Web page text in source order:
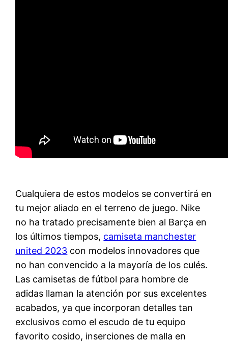
Cualquiera de estos modelos se convertirá en
tu mejor aliado en el terreno de juego. Nike
no ha tratado precisamente bien al Barça en
los últimos tiempos, camiseta manchester
united 2023 con modelos innovadores que
no han convencido a la mayoría de los culés.
Las camisetas de fútbol para hombre de
adidas llaman la atención por sus excelentes
acabados, ya que incorporan detalles tan
exclusivos como el escudo de tu equipo
favorito cosido, inserciones de malla en